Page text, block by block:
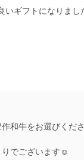
ギフトになりまし
和牛をお選びくだ
りでございます☺️